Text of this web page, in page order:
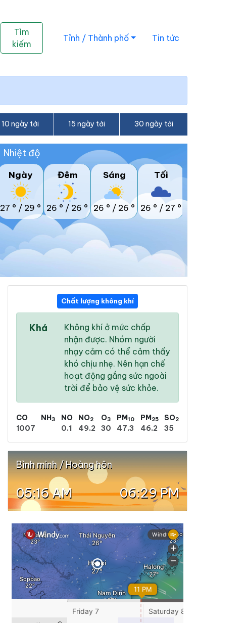
Tìm
kiếm
Tỉnh / Thành phố Tin tức
10 ngày tới 15 ngày tới 30 ngày tới
Nhiệt độ
Ngày
27 ° / 29 °
Đêm
26 ° / 26 °
Sáng
26 ° / 26 °
Tối
26 ° / 27 °
25 °/
25 ° /
Chất lượng không khí
Khá
Không khí ở mức chấp
nhận được. Nhóm người
nhạy cảm có thể cảm thấy
khó chịu nhẹ. Nên hạn chế
hoạt động gắng sức ngoài
trời để bảo vệ sức khỏe.
CO
1007
NH3
NO
0.1
NO2
49.2
O3
30
PM10
47.3
PM25
46.2
SO2
35
Bình minh / Hoàng hôn
05:16 AM 06:29 PM